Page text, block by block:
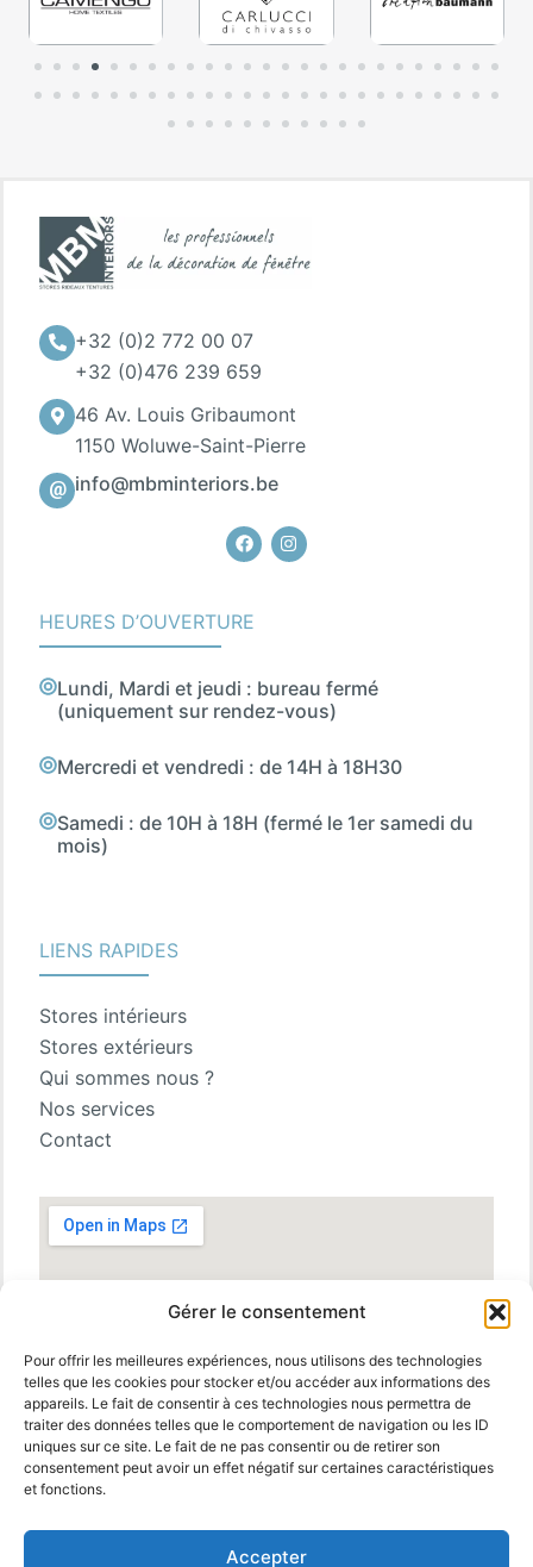
Gérer le consentement
Pour offrir les meilleures expériences, nous utilisons des technologies
telles que les cookies pour stocker et/ou accéder aux informations des
appareils. Le fait de consentir à ces technologies nous permettra de
traiter des données telles que le comportement de navigation ou les ID
uniques sur ce site. Le fait de ne pas consentir ou de retirer son
consentement peut avoir un effet négatif sur certaines caractéristiques
et fonctions.
Accepter
+32 (0)2 772 00 07
+32 (0)476 239 659
46 Av. Louis Gribaumont
1150 Woluwe-Saint-Pierre
info@mbminteriors.be
FacebookInstagram
HEURES D’OUVERTURE
Lundi, Mardi et jeudi : bureau fermé
(uniquement sur rendez-vous)
Mercredi et vendredi : de 14H à 18H30
Samedi : de 10H à 18H (fermé le 1er samedi du
mois)
LIENS RAPIDES
Stores intérieurs
Stores extérieurs
Qui sommes nous ?
Nos services
Contact